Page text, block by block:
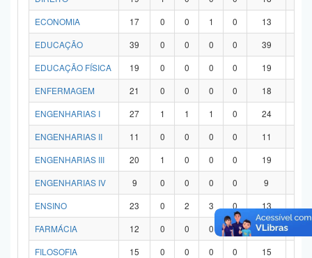
ECONOMIA
17 0 0 1 0 13
EDUCAÇÃO
39 0 0 0 0 39
EDUCAÇÃO FÍSICA
19 0 0 0 0 19
ENFERMAGEM
21 0 0 0 0 18
ENGENHARIAS I
27 1 1 1 0 24
ENGENHARIAS II
11 0 0 0 0 11
ENGENHARIAS III
20 1 0 0 0 19
ENGENHARIAS IV
9 0 0 0 0 9
ENSINO
23 0 2 3 0 13
FARMÁCIA
12 0 0 0 0 12
FILOSOFIA
15 0 0 0 0 15